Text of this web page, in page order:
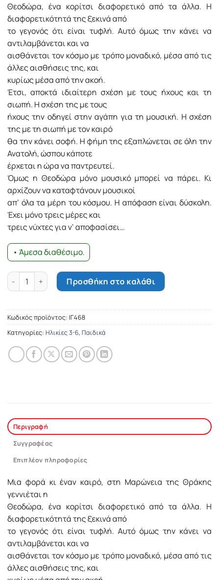
Θεοδώρα, ένα κορίτσι διαφορετικό από τα άλλα. Η
διαφορετικότητά της ξεκινά από
το γεγονός ότι είναι τυφλή. Αυτό όμως την κάνει να
αντιλαμβάνεται και να
αισθάνεται τον κόσμο με τρόπο μοναδικό, μέσα από τις
άλλες αισθήσεις της, και
κυρίως μέσα από την ακοή.
Έτσι, αποκτά ιδιαίτερη σχέση με τους ήχους και τη
σιωπή. Η σχέση της με τους
ήχους την οδηγεί στην αγάπη για τη μουσική. Η σχέση
της με τη σιωπή με τον καιρό
θα την κάνει σοφή. Η φήμη της εξαπλώνεται σε όλη την
Ανατολή, ώσπου κάποτε
έρχεται η ώρα να παντρευτεί.
Όμως η Θεοδώρα μόνο μουσικό μπορεί να πάρει. Κι
αρχίζουν να καταφτάνουν μουσικοί
απ’ όλα τα μέρη του κόσμου. Η απόφαση είναι δύσκολη.
Έχει μόνο τρεις μέρες και
τρεις νύχτες για ν’ αποφασίσει…
• Άμεσα διαθέσιμο.
Το παραμύθι της μουσικής ποσότητα
Προσθήκη στο καλάθι
Κωδικός προϊόντος: ΙΓ468
Κατηγορίες: Ηλικίες 3-6, Παιδικά
Περιγραφή
Συγγραφέας
Επιπλέον πληροφορίες
Μια φορά κι έναν καιρό, στη Μαρώνεια της Θράκης
γεννιέται η
Θεοδώρα, ένα κορίτσι διαφορετικό από τα άλλα. Η
διαφορετικότητά της ξεκινά από
το γεγονός ότι είναι τυφλή. Αυτό όμως την κάνει να
αντιλαμβάνεται και να
αισθάνεται τον κόσμο με τρόπο μοναδικό, μέσα από τις
άλλες αισθήσεις της, και